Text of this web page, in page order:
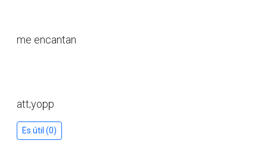
me encantan
att;yopp
Es útil (0)